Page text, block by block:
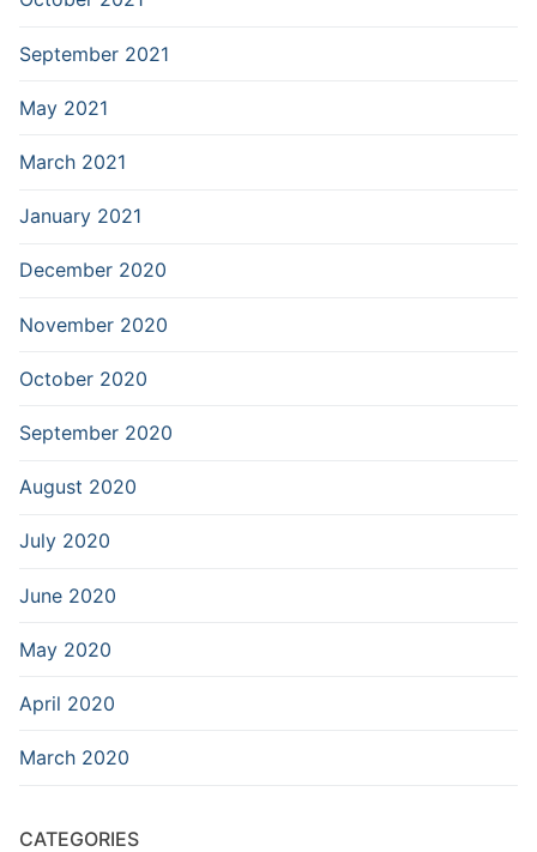
September 2021
May 2021
March 2021
January 2021
December 2020
November 2020
October 2020
September 2020
August 2020
July 2020
June 2020
May 2020
April 2020
March 2020
CATEGORIES